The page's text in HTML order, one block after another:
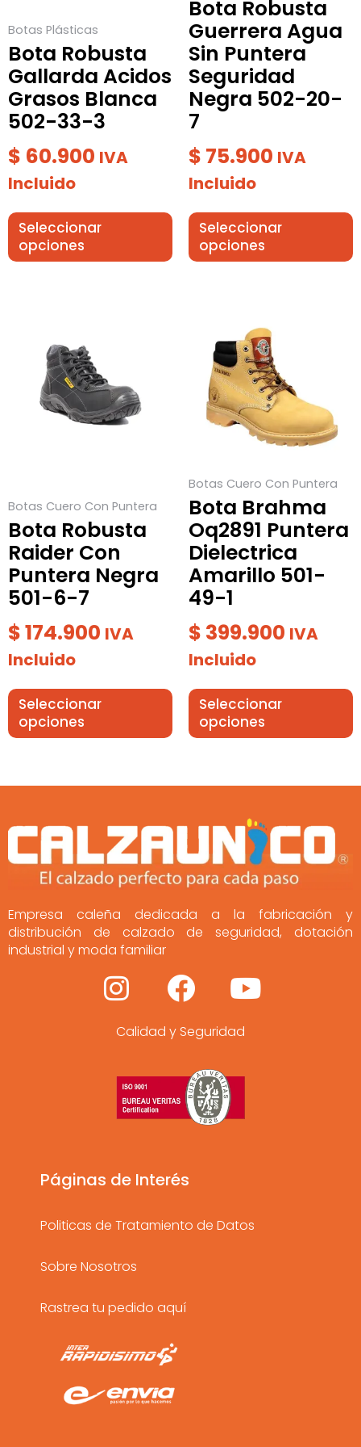
Botas Plásticas
Bota Robusta
Gallarda Acidos
Grasos Blanca
502-33-3
$ 60.900 IVA
Incluido
Seleccionar
opciones
en
la
página
de
producto
Bota Robusta
Guerrera Agua
Sin Puntera
Seguridad
Negra 502-20-
7
$ 75.900 IVA
Incluido
Seleccionar
opciones
elegir
en
la
página
de
producto
Botas Cuero Con Puntera
Bota Robusta
Raider Con
Puntera Negra
501-6-7
$174.900 IVA
Incluido
Seleccionar
opciones
múltiples
variantes.
elegir
en
la
página
de
producto
Botas Cuero Con Puntera
Bota Brahma
Oq2891 Puntera
Dielectrica
Amarillo 501-
49-1
$ 399.900 IVA
Incluido
Seleccionar
opciones
producto
tiene
múltiples
variantes.
Las
pueden
elegir
en
la
página
de
producto
Empresa caleña dedicada a la fabricación y
distribución de calzado de seguridad, dotación
industrial y moda familiar
I
n
s
t
a
g
a
m
F
a
c
e
b
o
k
Y
o
u
t
b
Calidad y Seguridad
Páginas de Interés
Politicas de Tratamiento de Datos
Sobre Nosotros
Rastrea tu pedido aquí